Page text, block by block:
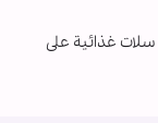
غذائية على